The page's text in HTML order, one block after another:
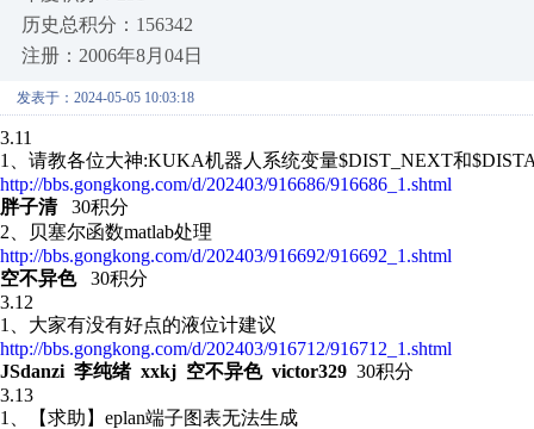
历史总积分：156342
注册：2006年8月04日
发表于：2024-05-05 10:03:18
3.11
1、请教各位大神:KUKA机器人系统变量$DIST_NEXT和
http://bbs.gongkong.com/d/202403/916686/916686_1.shtml
胖子清30积分
2、 贝塞尔函数matlab处理
http://bbs.gongkong.com/d/202403/916692/916692_1.shtml
空不异色
30积分
3.12
1、大家有没有好点的液位计建议
http://bbs.gongkong.com/d/202403/916712/916712_1.shtml
JSdanzi 李纯绪 xxkj 空不异色 victor329 30积分
3.13
1、【求助】eplan端子图表无法生成